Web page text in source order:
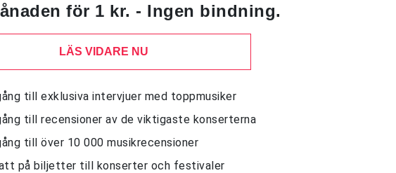
för 1 kr. - Ingen bindning.
LÄS VIDARE NU
till exklusiva intervjuer med toppmusiker
till recensioner av de viktigaste konserterna
till över 10 000 musikrecensioner
på biljetter till konserter och festivaler